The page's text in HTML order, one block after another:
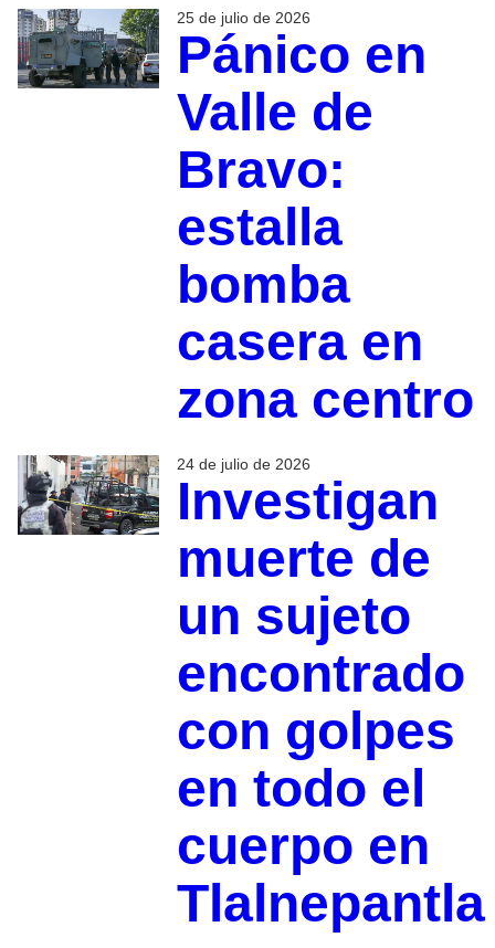
25 de julio de 2026
Pánico en
Valle de
Bravo:
estalla
bomba
casera en
zona centro
24 de julio de 2026
Investigan
muerte de
un sujeto
encontrado
con golpes
en todo el
cuerpo en
Tlalnepantla